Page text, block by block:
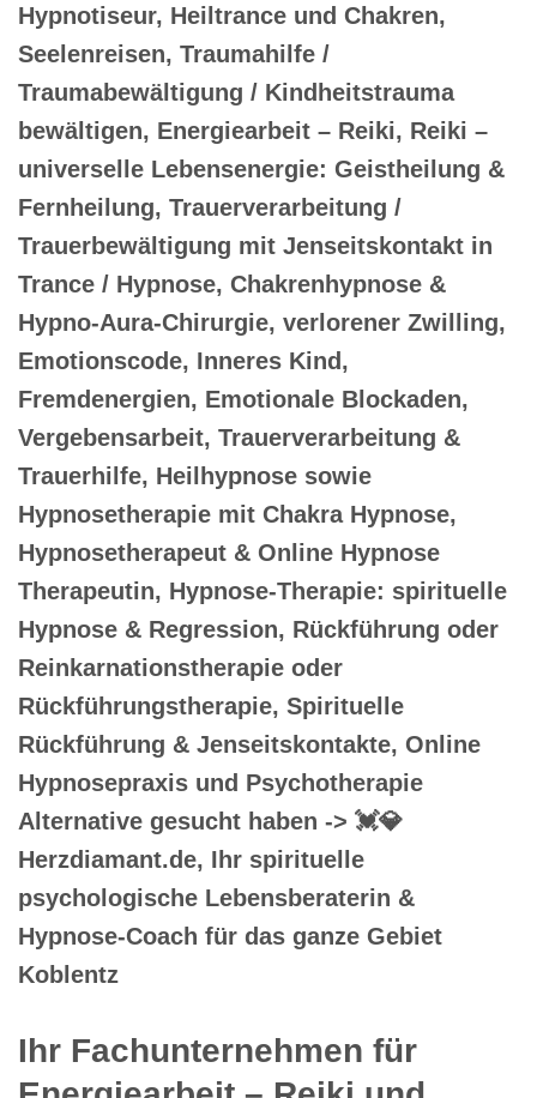
Hypnotiseur, Heiltrance und Chakren,
Seelenreisen, Traumahilfe /
Traumabewältigung / Kindheitstrauma
bewältigen, Energiearbeit – Reiki, Reiki –
universelle Lebensenergie: Geistheilung &
Fernheilung, Trauerverarbeitung /
Trauerbewältigung mit Jenseitskontakt in
Trance / Hypnose, Chakrenhypnose &
Hypno-Aura-Chirurgie, verlorener Zwilling,
Emotionscode, Inneres Kind,
Fremdenergien, Emotionale Blockaden,
Vergebensarbeit, Trauerverarbeitung &
Trauerhilfe, Heilhypnose sowie
Hypnosetherapie mit Chakra Hypnose,
Hypnosetherapeut & Online Hypnose
Therapeutin, Hypnose-Therapie: spirituelle
Hypnose & Regression, Rückführung oder
Reinkarnationstherapie oder
Rückführungstherapie, Spirituelle
Rückführung & Jenseitskontakte, Online
Hypnosepraxis und Psychotherapie
Alternative gesucht haben -> 💓️💎
Herzdiamant.de, Ihr spirituelle
psychologische Lebensberaterin &
Hypnose-Coach für das ganze Gebiet
Koblentz
Ihr Fachunternehmen für